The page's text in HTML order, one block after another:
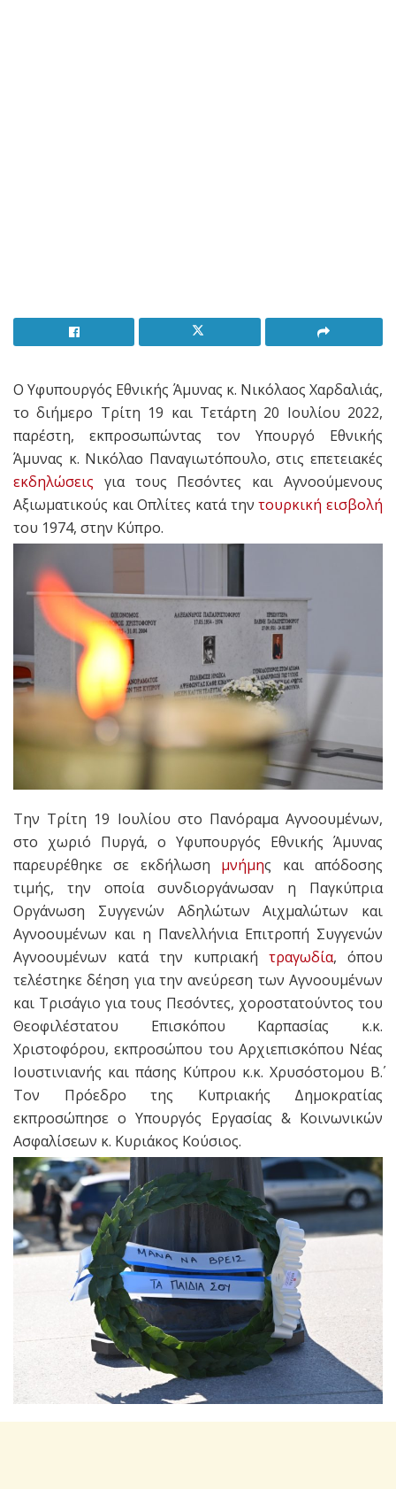
Ο Υφυπουργός Εθνικής Άμυνας κ. Νικόλαος Χαρδαλιάς,
το διήμερο Τρίτη 19 και Τετάρτη 20 Ιουλίου 2022,
παρέστη, εκπροσωπώντας τον Υπουργό Εθνικής
Άμυνας κ. Νικόλαο Παναγιωτόπουλο, στις επετειακές
εκδηλώσεις για τους Πεσόντες και Αγνοούμενους
Αξιωματικούς και Οπλίτες κατά τηντουρκική εισβολή
του 1974, στην Κύπρο.
Την Τρίτη 19 Ιουλίου στο Πανόραμα Αγνοουμένων,
στο χωριό Πυργά, ο Υφυπουργός Εθνικής Άμυνας
παρευρέθηκε σε εκδήλωση μνήμης και απόδοσης
τιμής, την οποία συνδιοργάνωσαν η Παγκύπρια
Οργάνωση Συγγενών Αδηλώτων Αιχμαλώτων και
Αγνοουμένων και η Πανελλήνια Επιτροπή Συγγενών
Αγνοουμένων κατά την κυπριακή τραγωδία, όπου
τελέστηκε δέηση για την ανεύρεση των Αγνοουμένων
και Τρισάγιο για τους Πεσόντες, χοροστατούντος του
Θεοφιλέστατου Επισκόπου Καρπασίας κ.κ.
Χριστοφόρου, εκπροσώπου του Αρχιεπισκόπου Νέας
Ιουστινιανής και πάσης Κύπρου κ.κ. Χρυσόστομου Β΄.
Τον Πρόεδρο της Κυπριακής Δημοκρατίας
εκπροσώπησε ο Υπουργός Εργασίας & Κοινωνικών
Ασφαλίσεων κ. Κυριάκος Κούσιος.